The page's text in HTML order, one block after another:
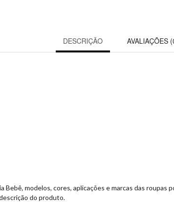
DESCRIÇÃO AVALIAÇÕES
modelos, cores, aplicações e marcas das
do produto.